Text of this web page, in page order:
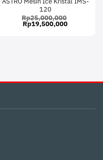
120
Rp25,000,000
Original
price
Rp19,500,000Current